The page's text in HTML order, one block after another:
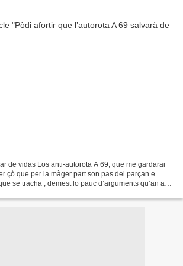
de vidas Los anti-autorota A 69, que me gardarai
çò que per la màger part son pas del parçan e
se tracha ; demest lo pauc d’arguments qu’an an